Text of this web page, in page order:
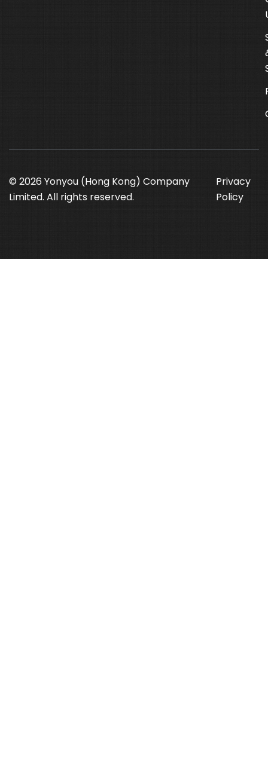
© 2026 Yonyou (Hong Kong) Company
Limited. All rights reserved.
Privacy
Policy